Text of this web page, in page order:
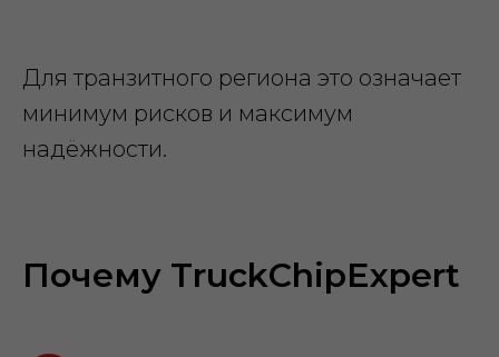
Для транзитного региона это означает
минимум рисков и максимум
надёжности.
Почему TruckChipExpert